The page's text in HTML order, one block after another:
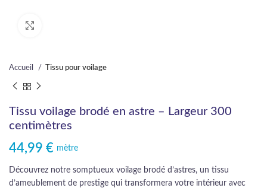
Accueil Tissu pour voilage
Tissu voilage brodé en astre – Largeur 300
centimètres
44,99 € mètre
Découvrez notre somptueux voilage brodé d’astres, un tissu
d’ameublement de prestige qui transformera votre intérieur avec